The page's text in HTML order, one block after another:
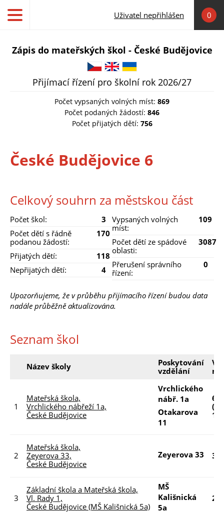
Uživatel nepřihlášen
0
Zápis do mateřských škol - České Budějovice
Přijímací řízení pro školní rok 2026/27
Počet vypsaných volných míst: 869
Počet podaných žádostí: 846
Počet přijatých dětí: 756
České Budějovice 6
Celkový souhrn za městskou část
Počet škol:
3
Počet dětí s řádně
podanou žádostí:
170
Přijatých dětí:
118
Nepřijatých dětí:
4
Vypsaných volných
míst:
109
Počet dětí ze spádové
oblasti:
3087
Přerušení správního
řízení:
0
Upozorňujeme, že v průběhu přijímacího řízení budou data
nadále průběžně aktualizována.
Seznam škol
Název školy
Poskytování
vzdělání
1
Mateřská škola,
Vrchlického nábřeží 1a,
České Budějovice
Vrchlického
nábř. 1a
Otakarova
11
64
14)
2
Mateřská škola,
Zeyerova 33,
České Budějovice
Zeyerova 33 39
3
Základní škola a Mateřská škola,
Vl. Rady 1,
České Budějovice (MŠ Kališnická 5a)
MŠ
Kališnická
5a
20